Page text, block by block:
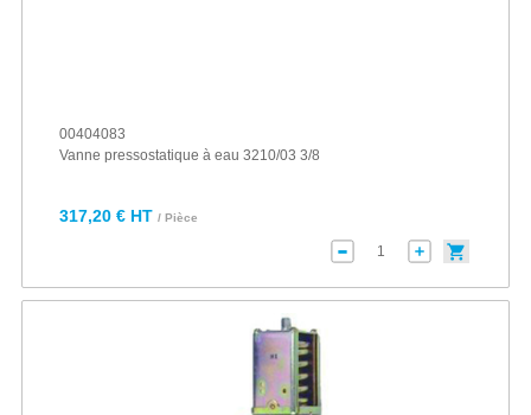
00404083
Vanne pressostatique à eau 3210/03 3/8
317,20 € HT / Pièce